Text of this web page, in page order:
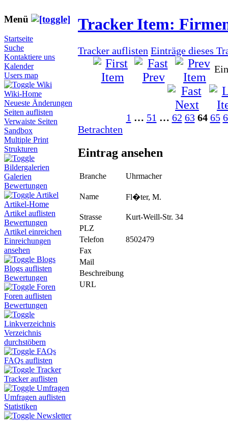
Menü
Startseite
Suche
Kontaktiere uns
Kalender
Users map
Wiki
Wiki-Home
Neueste Änderungen
Seiten auflisten
Verwaiste Seiten
Sandbox
Multiple Print
Strukturen
Bildergalerien
Galerien
Bewertungen
Artikel
Artikel-Home
Artikel auflisten
Bewertungen
Artikel einreichen
Einreichungen
ansehen
Blogs
Blogs auflisten
Bewertungen
Foren
Foren auflisten
Bewertungen
Linkverzeichnis
Verzeichnis
durchstöbern
FAQs
FAQs auflisten
Tracker
Tracker auflisten
Umfragen
Umfragen auflisten
Statistiken
Newsletter
Tracker Item:
Tracker auflisten Einträge dieses
1 … 51 … 62 63 64 65
Betrachten
Eintrag ansehen
Branche Uhrmacher
Name Fl�ter, M.
Strasse
Kurt-Weill-Str. 34
PLZ
Telefon
8502479
Fax
Mail
Beschreibung
URL